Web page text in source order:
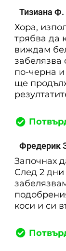
Тизиана Ф.
Хора,
трябва да
виждам
забелязва
по-черна
ще
Фредерик
Започнах
След 2 дни
коси и си